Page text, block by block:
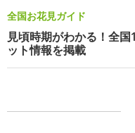
全国お花見ガイド
見頃時期がわかる！全
ット情報を掲載